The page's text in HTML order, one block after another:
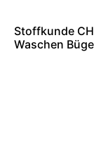
Stoffkunde
Waschen